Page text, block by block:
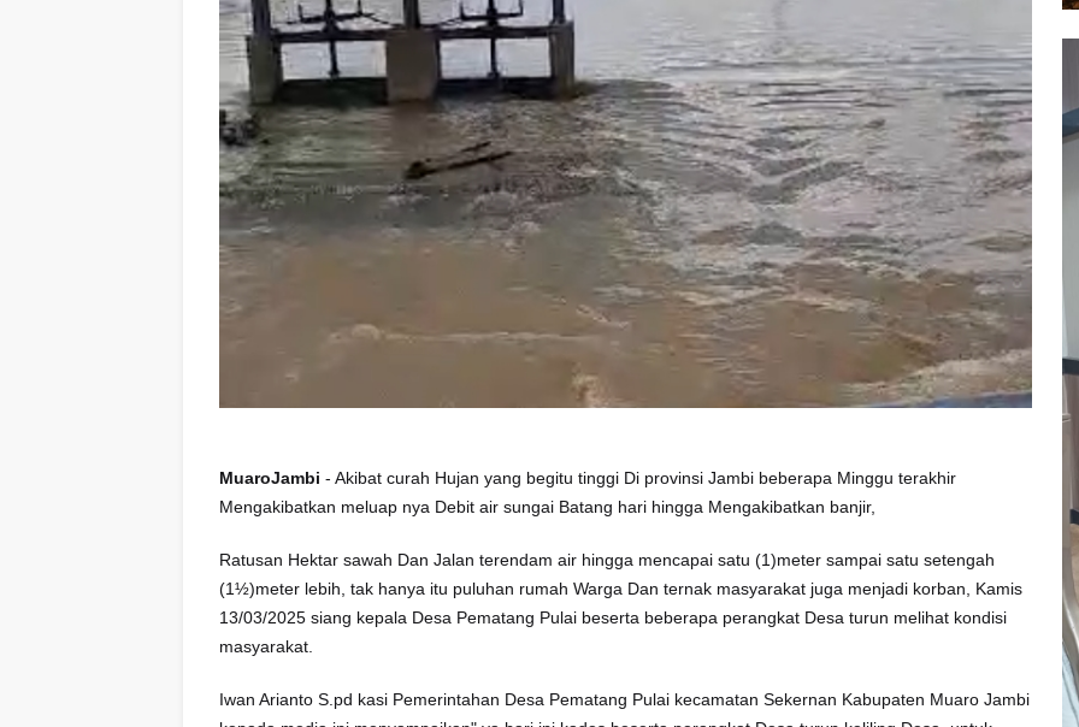
MuaroJambi - Akibat curah Hujan yang begitu tinggi Di provinsi Jambi beberapa Minggu terakhir
Mengakibatkan meluap nya Debit air sungai Batang hari hingga Mengakibatkan banjir,
Ratusan Hektar sawah Dan Jalan terendam air hingga mencapai satu (1)meter sampai satu setengah
(1½)meter lebih, tak hanya itu puluhan rumah Warga Dan ternak masyarakat juga menjadi korban, Kamis
13/03/2025 siang kepala Desa Pematang Pulai beserta beberapa perangkat Desa turun melihat kondisi
masyarakat.
Iwan Arianto S.pd kasi Pemerintahan Desa Pematang Pulai kecamatan Sekernan Kabupaten Muaro Jambi